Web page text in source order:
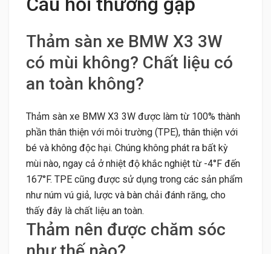
Thảm sàn xe BMW X3 3W
có mùi không? Chất liệu có
an toàn không?
Thảm sàn xe BMW X3 3W được làm từ 100% thành
phần thân thiện với môi trường (TPE), thân thiện với
bé và không độc hại. Chúng không phát ra bất kỳ
mùi nào, ngay cả ở nhiệt độ khắc nghiệt từ -4°F đến
167°F. TPE cũng được sử dụng trong các sản phẩm
như núm vú giả, lược và bàn chải đánh răng, cho
thấy đây là chất liệu an toàn.
Thảm nên được chăm sóc